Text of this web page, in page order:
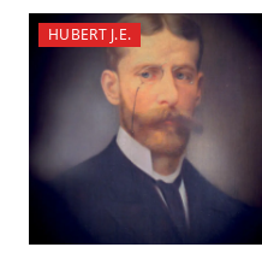
HUBERT J.E.